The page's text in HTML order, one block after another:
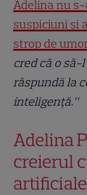
Adelina nu
suspiciuni și
strop de
cred că o să-
răspundă la
inteligență.”
Adelina
creierul
artificiale